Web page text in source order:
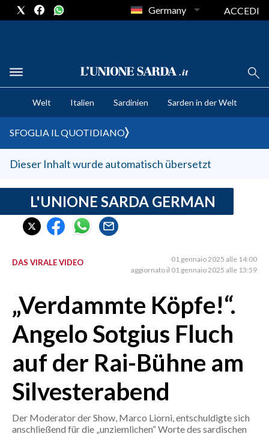
CRONACA SARDEGNA
CAGLIARI
SULCIS IGLESIENTE
MEDIO CAMPIDANO
SASSARI E PROVINCIA
GALLURA
NUORO E PROVINCIA
AGENDA
CRONACA
ITALIA
MONDO
POLITICA
ECONOMIA
SERVIZI ALLE IMPRESE
Germany ACCEDI
Welt Italien Sardinien Sarden in der Welt
SFOGLIA IL QUOTIDIANO
Dieser Inhalt wurde automatisch übersetzt
L'UNIONE SARDA GERMAN
DAS VIRALE VIDEO
01 gennaio 2025 alle 14:00
aggiornato il 01 gennaio 2025 alle 13:59
„Verdammte Köpfe!“.
Angelo Sotgius Fluch
auf der Rai-Bühne am
Silvesterabend
Der Moderator der Show, Marco Liorni, entschuldigte sich
anschließend für die „unziemlichen“ Worte des sardischen